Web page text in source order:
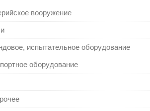
вооружение
испытательное оборудование
оборудование